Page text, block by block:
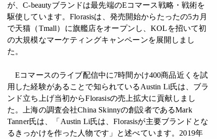
が、C-beautyブランドは最先端のEコマース戦略・戦術を
駆使しています。Florasisは、発売開始からたったの5カ月
で天猫（Tmall）に旗艦店をオープンし、KOLを招いて初
の大規模なマーケティングキャンペーンを展開しまし
た。
Eコマースのライブ配信中に7時間かけ400商品近くを試
用した経験があることで知られているAustin Li氏は、ブラ
ンド立ち上げ当初からFlorasisの売上拡大に貢献しまし
た。上海の調査会社China Skinnyの創設者であるMark
Tanner氏は、「Austin Li氏は、Florasisが主要ブランドとな
るきっかけを作った人物です」と述べています。2019年